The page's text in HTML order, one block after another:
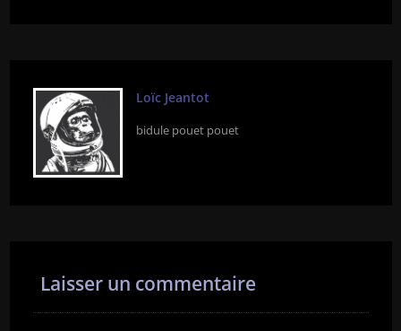
Loïc Jeantot
bidule pouet pouet
Laisser un commentaire